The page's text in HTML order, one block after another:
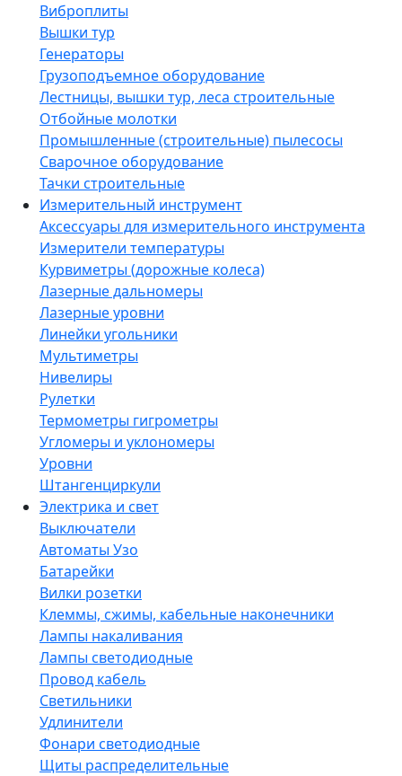
Виброплиты
Вышки тур
Генераторы
Грузоподъемное оборудование
Лестницы, вышки тур, леса строительные
Отбойные молотки
Промышленные (строительные) пылесосы
Сварочное оборудование
Тачки строительные
Измерительный инструмент
Аксессуары для измерительного инструмента
Измерители температуры
Курвиметры (дорожные колеса)
Лазерные дальномеры
Лазерные уровни
Линейки угольники
Мультиметры
Нивелиры
Рулетки
Термометры гигрометры
Угломеры и уклономеры
Уровни
Штангенциркули
Электрика и свет
Выключатели
Автоматы Узо
Батарейки
Вилки розетки
Клеммы, сжимы, кабельные наконечники
Лампы накаливания
Лампы светодиодные
Провод кабель
Светильники
Удлинители
Фонари светодиодные
Щиты распределительные